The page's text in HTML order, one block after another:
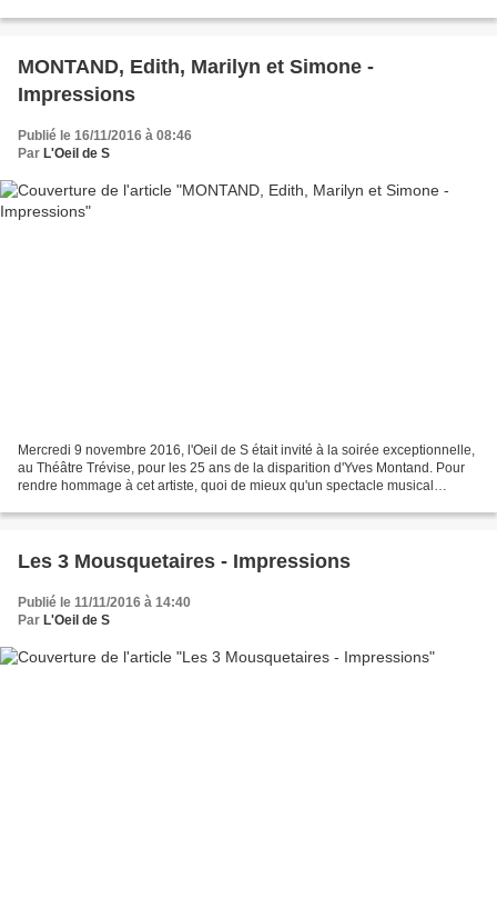
MONTAND, Edith, Marilyn et Simone -
Impressions
Publié le 16/11/2016 à 08:46
Par L'Oeil de S
Mercredi 9 novembre 2016, l'Oeil de S était invité à la soirée exceptionnelle,
au Théâtre Trévise, pour les 25 ans de la disparition d'Yves Montand. Pour
rendre hommage à cet artiste, quoi de mieux qu'un spectacle musical
Les 3 Mousquetaires - Impressions
Publié le 11/11/2016 à 14:40
Par L'Oeil de S